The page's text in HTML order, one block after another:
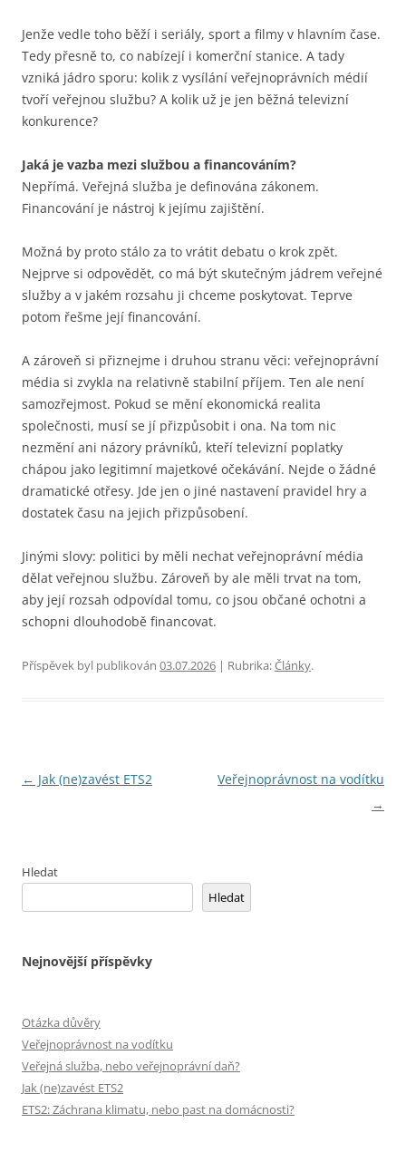
Jenže vedle toho běží i seriály, sport a filmy v hlavním čase.
Tedy přesně to, co nabízejí i komerční stanice. A tady
vzniká jádro sporu: kolik z vysílání veřejnoprávních médií
tvoří veřejnou službu? A kolik už je jen běžná televizní
konkurence?
Jaká je vazba mezi službou a financováním?
Nepřímá. Veřejná služba je definována zákonem.
Financování je nástroj k jejímu zajištění.
Možná by proto stálo za to vrátit debatu o krok zpět.
Nejprve si odpovědět, co má být skutečným jádrem veřejné
služby a v jakém rozsahu ji chceme poskytovat. Teprve
potom řešme její financování.
A zároveň si přiznejme i druhou stranu věci: veřejnoprávní
média si zvykla na relativně stabilní příjem. Ten ale není
samozřejmost. Pokud se mění ekonomická realita
společnosti, musí se jí přizpůsobit i ona. Na tom nic
nezmění ani názory právníků, kteří televizní poplatky
chápou jako legitimní majetkové očekávání. Nejde o žádné
dramatické otřesy. Jde jen o jiné nastavení pravidel hry a
dostatek času na jejich přizpůsobení.
Jinými slovy: politici by měli nechat veřejnoprávní média
dělat veřejnou službu. Zároveň by ale měli trvat na tom,
aby její rozsah odpovídal tomu, co jsou občané ochotni a
schopni dlouhodobě financovat.
Příspěvek byl publikován 03.07.2026 | Rubrika:Články.
Navigace
← Jak (ne)zavést ETS2
Veřejnoprávnost na vodítku
→
Hledat
Hledat
Nejnovější příspěvky
Otázka důvěry
Veřejnoprávnost na vodítku
Veřejná služba, nebo veřejnoprávní daň?
Jak (ne)zavést ETS2
ETS2: Záchrana klimatu, nebo past na domácnosti?